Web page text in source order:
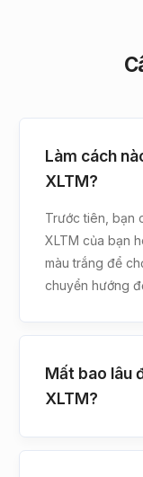
Làm cách
XLTM?
Trước tiên, bạn
XLTM của bạn
màu trắng để
chuyển hướng
Mất bao lâu
XLTM?